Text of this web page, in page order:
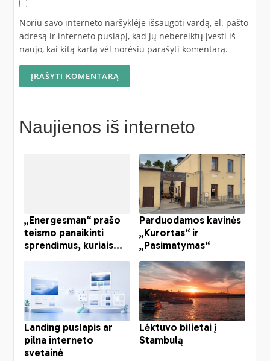
Noriu savo interneto naršyklėje išsaugoti vardą, el. pašto
adresą ir interneto puslapį, kad jų nebereiktų įvesti iš
naujo, kai kitą kartą vėl norėsiu parašyti komentarą.
Naujienos iš interneto